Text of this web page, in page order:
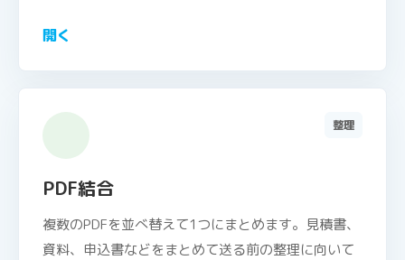
開く
整理
PDF結合
複数のPDFを並べ替えて1つにまとめます。見積書、
資料、申込書などをまとめて送る前の整理に向いて